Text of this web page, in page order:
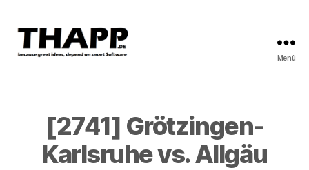
Menü
[2741] Grötzingen-
Karlsruhe vs. Allgäu